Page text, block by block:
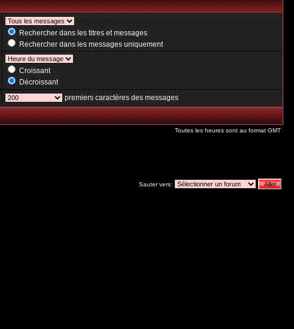
Rechercher dans les titres et messages
Rechercher dans les messages uniquement
Croissant
Décroissant
premiers caractères des messages
Toutes les heures sont au format GMT
Sauter vers: